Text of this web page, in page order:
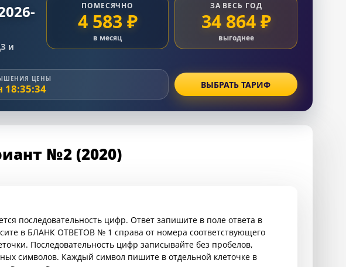
и
ПОМЕСЯЧНО
4 583 ₽
в месяц
ЗА ВЕСЬ ГОД
34 864 ₽
выгоднее
ЦЕНЫ
18:35:33 ВЫБРАТЬ ТАРИФ
№2 (2020)
последовательность цифр. Ответ запишите в поле ответа в
в БЛАНК ОТВЕТОВ № 1 справа от номера соответствующего
Последовательность цифр записывайте без пробелов,
символов. Каждый символ пишите в отдельной клеточке в